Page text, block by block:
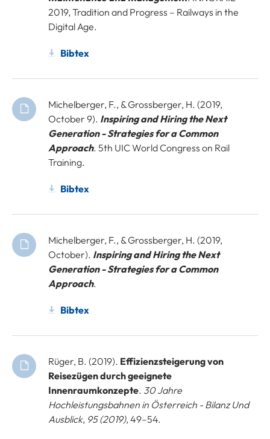
2019, Tradition and Progress – Railways in the
Digital Age.
Bibtex
Michelberger, F., & Grossberger, H. (2019,
October 9). Inspiring and Hiring the Next
Generation - Strategies for a Common
Approach. 5th UIC World Congress on Rail
Training.
Bibtex
Michelberger, F., & Grossberger, H. (2019,
October). Inspiring and Hiring the Next
Generation - Strategies for a Common
Approach.
Bibtex
Rüger, B. (2019). Effizienzsteigerung von
Reisezügen durch geeignete
Innenraumkonzepte. 30 Jahre
Hochleistungsbahnen in Österreich - Bilanz Und
Ausblick, 95 (2019), 49–54.